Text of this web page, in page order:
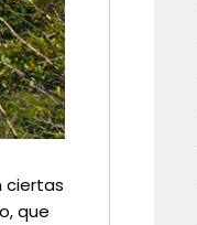
ciertas
que